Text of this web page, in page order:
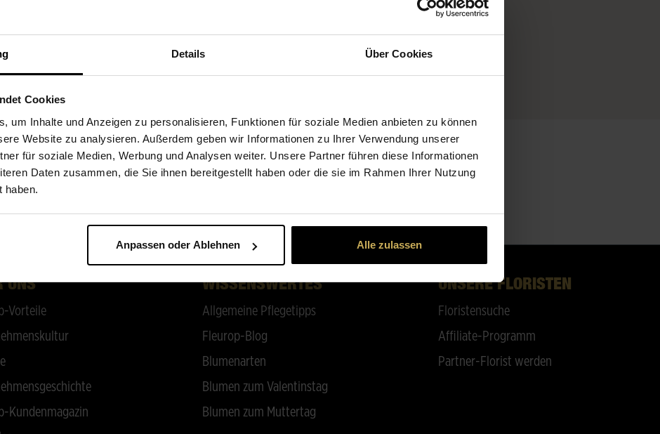
Details Über Cookies
Cookies
um Inhalte und Anzeigen zu personalisieren, Funktionen für soziale Medien anbieten zu können
Website zu analysieren. Außerdem geben wir Informationen zu Ihrer Verwendung unserer
für soziale Medien, Werbung und Analysen weiter. Unsere Partner führen diese Informationen
Daten zusammen, die Sie ihnen bereitgestellt haben oder die sie im Rahmen Ihrer Nutzung
haben.
Anpassen oder Ablehnen Alle zulassen
UNS
Vorteile
Kundenmagazin
WISSENSWERTES
Allgemeine Pflegetipps
Fleurop-Blog
Blumenarten
Blumen zum Valentinstag
Blumen zum Muttertag
UNSERE FLORISTEN
Floristensuche
Affiliate-Programm
Partner-Florist werden